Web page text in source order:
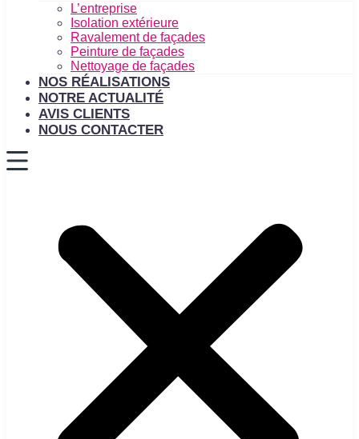
L’entreprise
Isolation extérieure
Ravalement de façades
Peinture de façades
Nettoyage de façades
NOS RÉALISATIONS
NOTRE ACTUALITÉ
AVIS CLIENTS
NOUS CONTACTER